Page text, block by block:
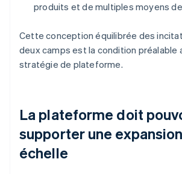
produits et de multiples moyens
Cette conception équilibrée des
deux camps est la condition préalable
stratégie de plateforme.
La plateforme doit
supporter une
échelle